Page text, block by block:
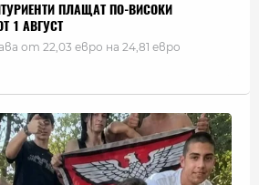
ПЛАЩАТ ПО-ВИСОКИ
1 АВГУСТ
от 22,03 евро на 24,81 евро